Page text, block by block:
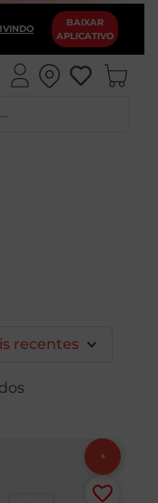
BAIXAR
APLICATIVO
recentes